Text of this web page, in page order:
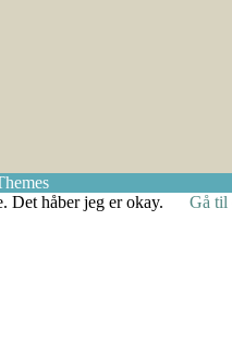
Det håber jeg er okay.
Gå til